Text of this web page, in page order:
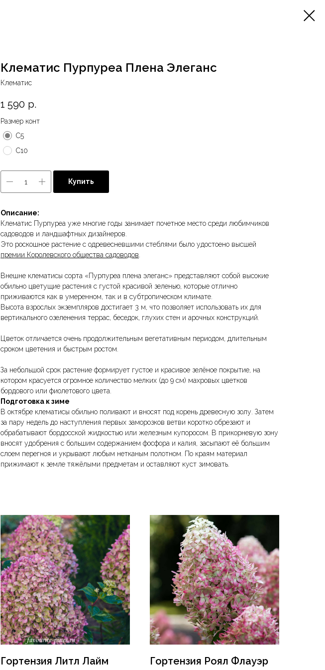
Клематис Пурпуреа Плена Элеганс
Клематис
1 590 р.
Размер конт
С5
С10
Купить
Описание:
Клематис Пурпуреа уже многие годы занимает почетное место среди любимчиков
садоводов и ландшафтных дизайнеров.
Это роскошное растение с одревесневшими стеблями было удостоено высшей
премии Королевского общества садоводов.
Внешне клематисы сорта «Пурпуреа плена элеганс» представляют собой высокие
обильно цветущие растения с густой красивой зеленью, которые отлично
приживаются как в умеренном, так и в субтропическом климате.
Высота взрослых экземпляров достигает 3 м, что позволяет использовать их для
вертикального озеленения террас, беседок, глухих стен и арочных конструкций.
Цветок отличается очень продолжительным вегетативным периодом, длительным
сроком цветения и быстрым ростом.
За небольшой срок растение формирует густое и красивое зелёное покрытие, на
котором красуется огромное количество мелких (до 9 см) махровых цветков
бордового или фиолетового цвета.
Подготовка к зиме
В октябре клематисы обильно поливают и вносят под корень древесную золу. Затем
за пару недель до наступления первых заморозков ветви коротко обрезают и
обрабатывают бордосской жидкостью или железным купоросом. В прикорневую зону
вносят удобрения с большим содержанием фосфора и калия, засыпают её большим
слоем перегноя и укрывают любым нетканым полотном. По краям материал
прижимают к земле тяжёлыми предметам и оставляют куст зимовать.
Гортензия Литл Лайм Гортензия Роял Флауэр